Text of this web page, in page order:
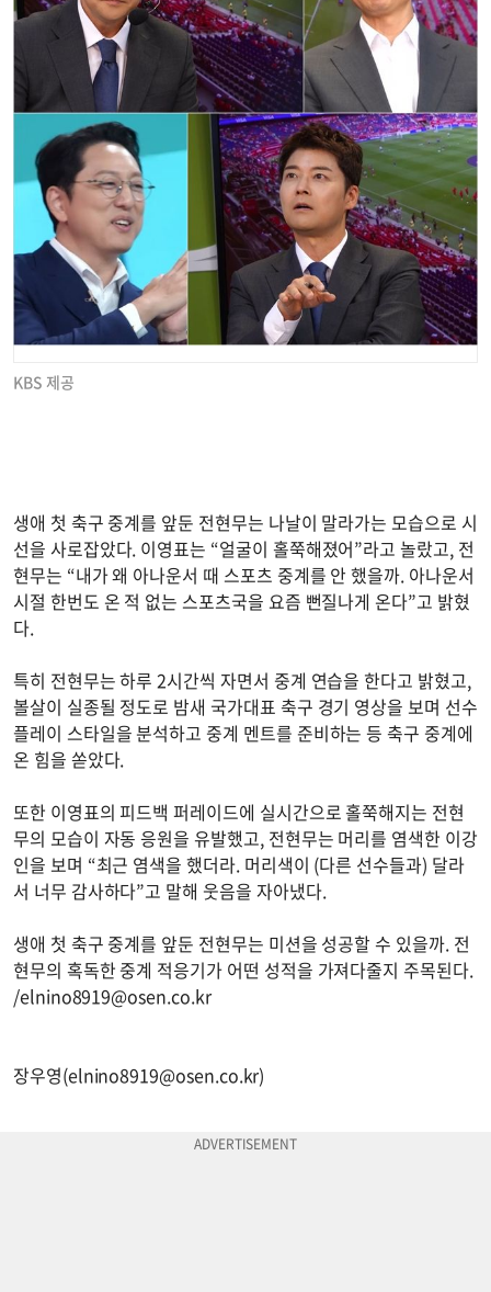
KBS 제공
생애 첫 축구 중계를 앞둔 전현무는 나날이 말라가는 모습으로 시
선을 사로잡았다. 이영표는 “얼굴이 홀쭉해졌어”라고 놀랐고, 전
현무는 “내가 왜 아나운서 때 스포츠 중계를 안 했을까. 아나운서
시절 한번도 온 적 없는 스포츠국을 요즘 뻔질나게 온다”고 밝혔
다.
특히 전현무는 하루 2시간씩 자면서 중계 연습을 한다고 밝혔고,
볼살이 실종될 정도로 밤새 국가대표 축구 경기 영상을 보며 선수
플레이 스타일을 분석하고 중계 멘트를 준비하는 등 축구 중계에
온 힘을 쏟았다.
또한 이영표의 피드백 퍼레이드에 실시간으로 홀쭉해지는 전현
무의 모습이 자동 응원을 유발했고, 전현무는 머리를 염색한 이강
인을 보며 “최근 염색을 했더라. 머리색이 (다른 선수들과) 달라
서 너무 감사하다”고 말해 웃음을 자아냈다.
생애 첫 축구 중계를 앞둔 전현무는 미션을 성공할 수 있을까. 전
현무의 혹독한 중계 적응기가 어떤 성적을 가져다줄지 주목된다.
/elnino8919@osen.co.kr
장우영(elnino8919@osen.co.kr)